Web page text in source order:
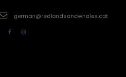
german@redlandsandwhales.cat